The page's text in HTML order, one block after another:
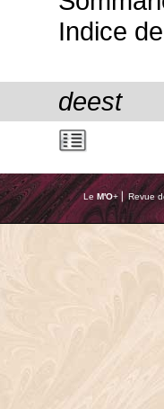
Indice
deest
Le M'O+ ⎢ Revue